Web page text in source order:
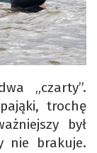
„czarty”.
trochę
był
nie brakuje.